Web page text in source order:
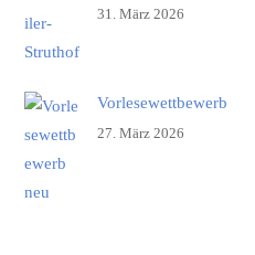
31. März 2026
Vorlesewettbewerb
27. März 2026